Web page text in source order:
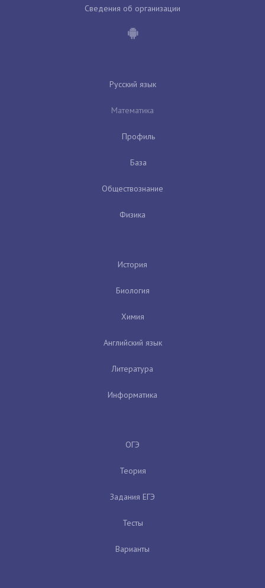
Сведения об организации
Русский язык
Математика
Профиль
База
Обществознание
Физика
История
Биология
Химия
Английский язык
Литература
Информатика
ОГЭ
Теория
Задания ЕГЭ
Тесты
Варианты